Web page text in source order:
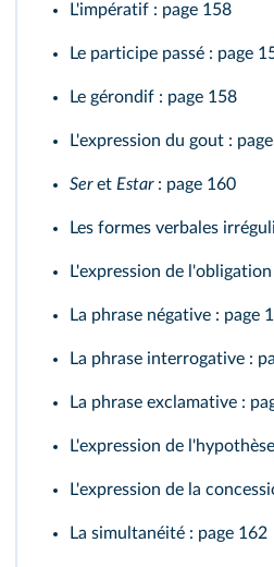
L'impératif : page 158
Le participe passé : page
Le gérondif : page 158
L'expression du gout :
Seret Estar : page 160
Les formes verbales
L'expression de l'obligation
La phrase négative : page
La phrase interrogative :
La phrase exclamative :
L'expression de l'hypothèse
L'expression de la
La simultanéité : page 162